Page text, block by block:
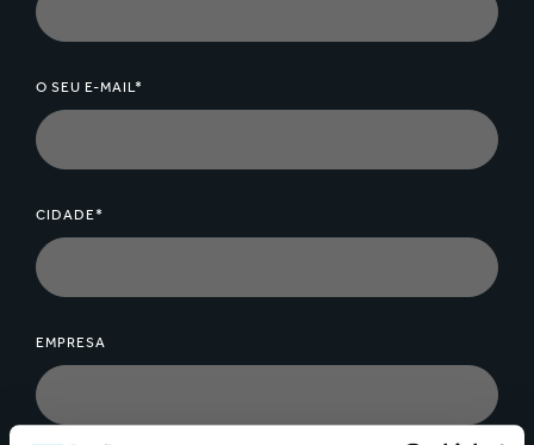
O SEU E-MAIL*
CIDADE*
EMPRESA